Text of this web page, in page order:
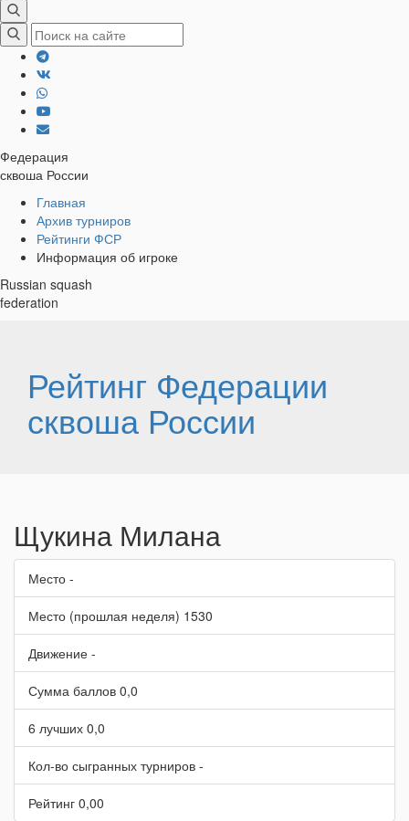
Федерация
сквоша России
Хлебные
крошки
Главная
Архив турниров
Рейтинги ФСР
Информация об игроке
Russian squash
federation
Рейтинг Федерации
сквоша России
Щукина Милана
Место -
Место (прошлая неделя) 1530
Движение -
Сумма баллов 0,0
6 лучших 0,0
Кол-во сыгранных турниров -
Рейтинг 0,00